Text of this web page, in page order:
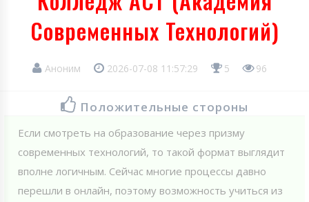
Современных Технологий)
Аноним 2026-07-08 11:57:29 5 96
Положительные стороны
Если смотреть на образование через призму
современных технологий, то такой формат выглядит
вполне логичным. Сейчас многие процессы давно
перешли в онлайн, поэтому возможность учиться из